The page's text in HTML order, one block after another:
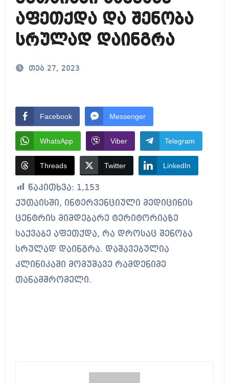
აფეთქდა და შენობა
სრულად დაინგრა
თებ 27, 2023
Facebook Messenger
WhatsApp Viber Telegram
Threads Twitter LinkedIn
წაკითხვა: 1,153
ქუთაისში, ინტერვენციული მედიცინის
ცენტრის მიმდებარე ტერიტორიაზე
საქვაბე აფეთქდა, რა დროსაც შენობა
სრულად დაინგრა. დაშავებულია
კლინიკაში მომუშავე რამდენიმე
თანამშრომელი.